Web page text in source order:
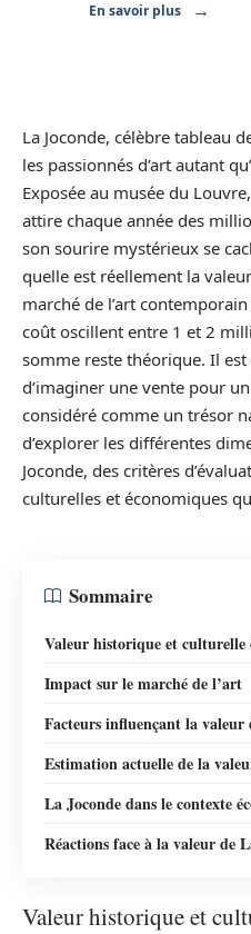
En savoir plus
La Joconde, célèbre tableau
les passionnés d’art autant
Exposée au musée du
attire chaque année des
son sourire mystérieux se
quelle est réellement la
marché de l’art
coût oscillent entre 1 et 2
somme reste théorique. Il
d’imaginer une vente pour
considéré comme un trésor
d’explorer les différentes
Joconde, des critères
culturelles et économiques
Sommaire
Valeur historique et culturelle
Impact sur le marché de l’art
Facteurs influençant la valeur
Estimation actuelle de la
La Joconde dans le contexte
Réactions face à la valeur de
Valeur historique et